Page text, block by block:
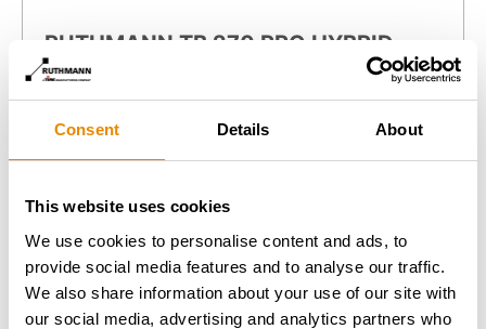
Consent Details About
This website uses cookies
We use cookies to personalise content and ads, to
provide social media features and to analyse our traffic.
We also share information about your use of our site with
our social media, advertising and analytics partners who
RUTHMANN TB 270 PRO HYBRID
Gesamt­gewicht:
3.49 t
Arbeitshöhe:
27 m
Reichweite:
18.10 m
Zur Arbeitsbühne